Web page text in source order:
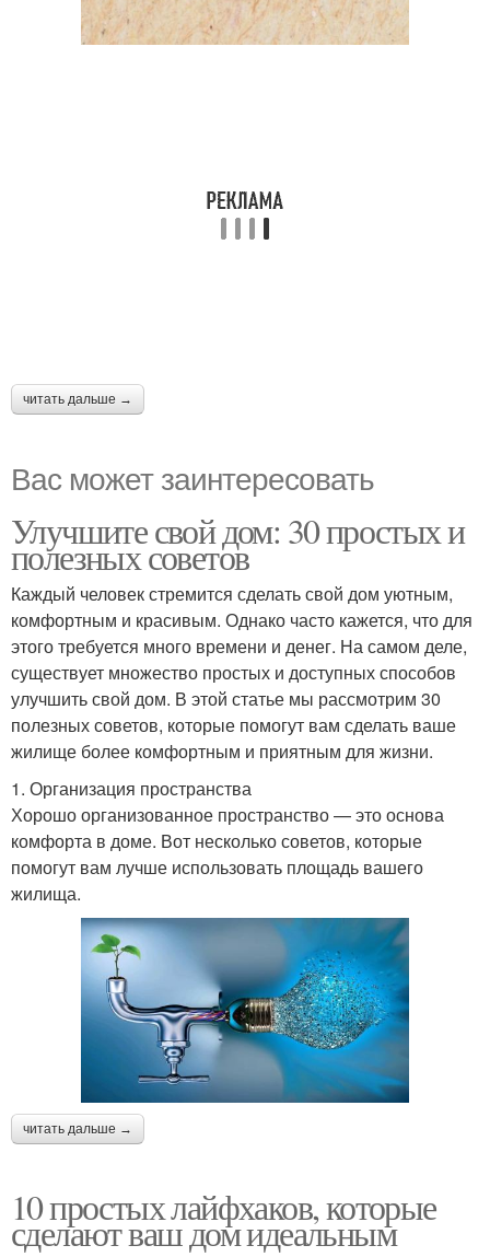
читать дальше →
Вас может заинтересовать
Улучшите свой дом: 30 простых и
полезных советов
Каждый человек стремится сделать свой дом уютным,
комфортным и красивым. Однако часто кажется, что для
этого требуется много времени и денег. На самом деле,
существует множество простых и доступных способов
улучшить свой дом. В этой статье мы рассмотрим 30
полезных советов, которые помогут вам сделать ваше
жилище более комфортным и приятным для жизни.
1. Организация пространства
Хорошо организованное пространство — это основа
комфорта в доме. Вот несколько советов, которые
помогут вам лучше использовать площадь вашего
жилища.
читать дальше →
10 простых лайфхаков, которые
сделают ваш дом идеальным